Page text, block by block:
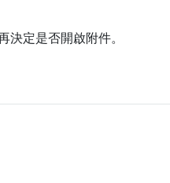
定是否開啟附件。